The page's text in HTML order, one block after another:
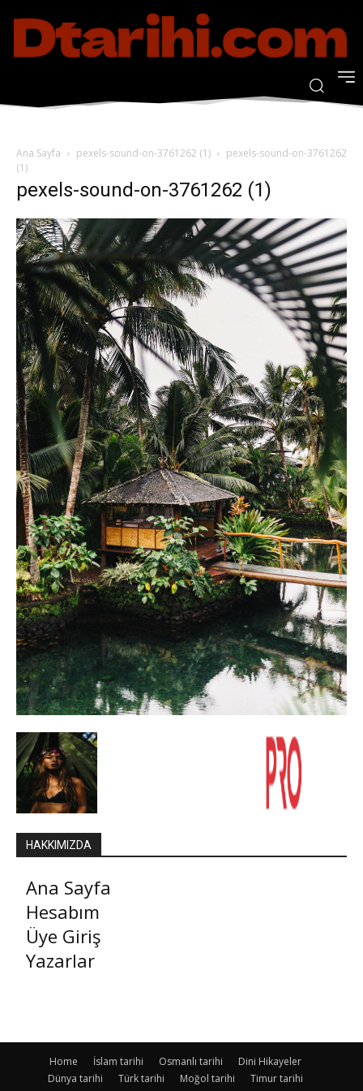
Ana Sayfa pexels-sound-on-3761262 (1)
pexels-sound-on-3761262
(1)
pexels-sound-on-3761262 (1)
HAKKIMIZDA
Ana Sayfa
Hesabım
Üye Giriş
Yazarlar
Home İslam tarihi Osmanlı tarihi
Dini Hikayeler
Dünya tarihi
Türk tarihi Moğol tarihi
Timur tarihi